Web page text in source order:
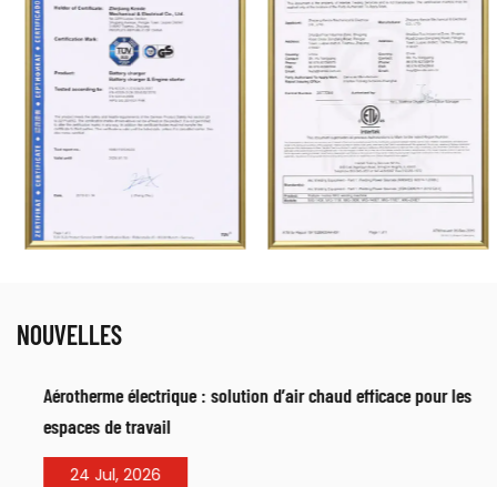
NOUVELLES
Aérotherme électrique : solution d’air chaud efficace pour les
espaces de travail
24 Jul, 2026